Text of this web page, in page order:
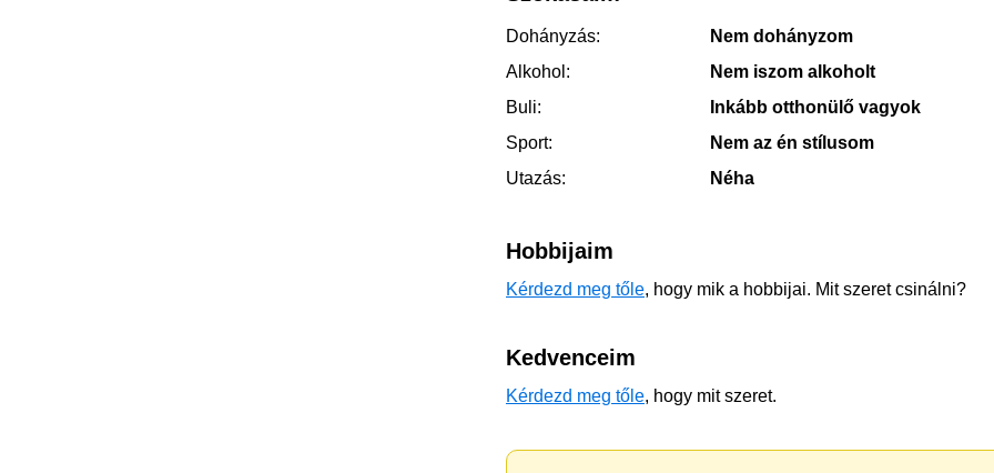
Dohányzás:
Nem dohányzom
Alkohol:
Nem iszom alkoholt
Buli:
Inkább otthonülő vagyok
Sport:
Nem az én stílusom
Utazás:
Néha
Hobbijaim
Kérdezd meg tőle, hogy mik a hobbijai. Mit szeret csinálni?
Kedvenceim
Kérdezd meg tőle, hogy mit szeret.